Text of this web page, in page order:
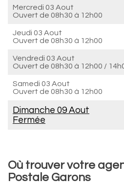
Mercredi 03 Aout
Ouvert de 08h30 à 12h00
Jeudi 03 Aout
Ouvert de 08h30 à 12h00
Vendredi 03 Aout
Ouvert de 08h30 à 12h00 /
Samedi 03 Aout
Ouvert de 08h30 à 12h00
Dimanche 09 Aout
Fermée
Où trouver votre
Postale Garons